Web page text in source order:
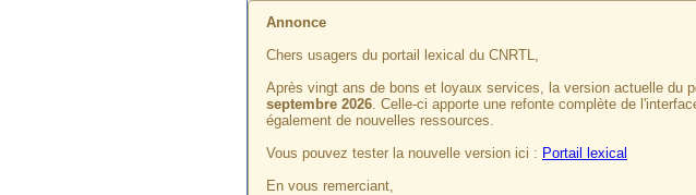
Annonce
Chers usagers du portail lexical du CNRTL,
Après vingt ans de bons et loyaux services, la version actuelle du
septembre 2026. Celle-ci apporte une refonte complète de
également de nouvelles ressources.
Vous pouvez tester la nouvelle version ici : Portail lexical
En vous remerciant,